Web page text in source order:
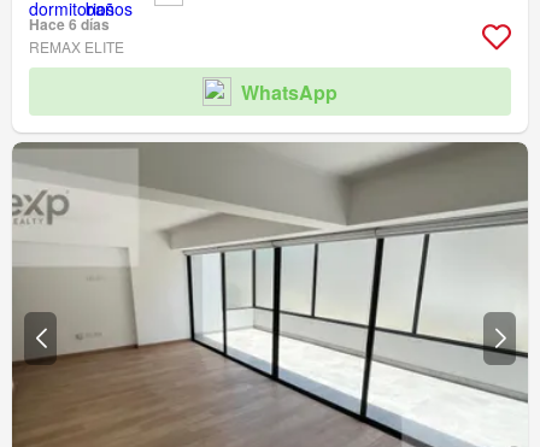
Hace 6 días
REMAX ELITE
WhatsApp